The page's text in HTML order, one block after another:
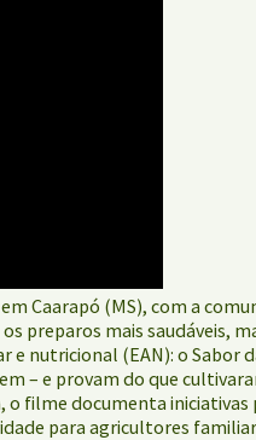
Caarapó (MS), com a
preparos mais
nutricional (EAN): o
– e provam do que
filme documenta
para agricultores